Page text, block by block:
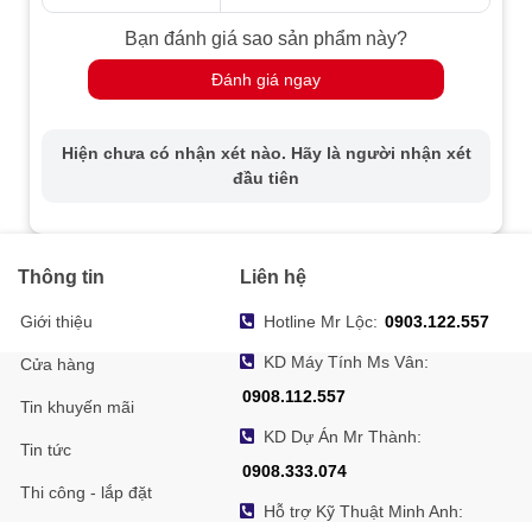
Bạn đánh giá sao sản phẩm này?
Đánh giá ngay
Hiện chưa có nhận xét nào. Hãy là người nhận xét
đầu tiên
Thông tin
Giới thiệu
Cửa hàng
Tin khuyến mãi
Tin tức
Thi công - lắp đặt
Liên hệ
Hotline Mr Lộc: 0903.122.557
KD Máy Tính Ms Vân:
0908.112.557
KD Dự Án Mr Thành:
0908.333.074
Hỗ trợ Kỹ Thuật Minh Anh: